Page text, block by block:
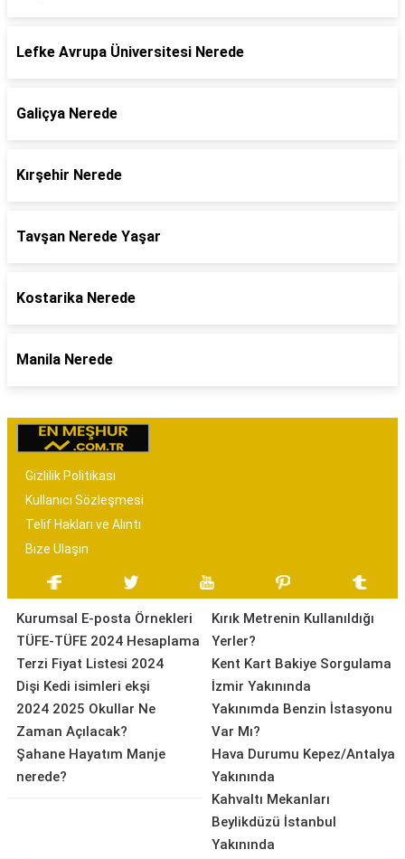
Lefke Avrupa Üniversitesi Nerede
Galiçya Nerede
Kırşehir Nerede
Tavşan Nerede Yaşar
Kostarika Nerede
Manila Nerede
Gizlilik Politikası
Kullanıcı Sözleşmesi
Telif Hakları ve Alıntı
Bize Ulaşın
Kurumsal E-posta Örnekleri
TÜFE-TÜFE 2024 Hesaplama
Terzi Fiyat Listesi 2024
Dişi Kedi isimleri ekşi
2024 2025 Okullar Ne
Zaman Açılacak?
Şahane Hayatım Manje
nerede?
Kırık Metrenin Kullanıldığı
Yerler?
Kent Kart Bakiye Sorgulama
İzmir Yakınında
Yakınımda Benzin İstasyonu
Var Mı?
Hava Durumu Kepez/Antalya
Yakınında
Kahvaltı Mekanları
Beylikdüzü İstanbul
Yakınında